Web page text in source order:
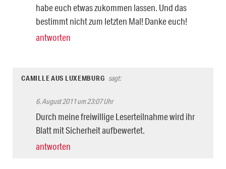
habe euch etwas zukommen lassen. Und das
bestimmt nicht zum letzten Mal! Danke euch!
antworten
CAMILLE AUS LUXEMBURG sagt:
6. August 2011 um 23:07 Uhr
Durch meine freiwillige Leserteilnahme wird ihr
Blatt mit Sicherheit aufbewertet.
antworten